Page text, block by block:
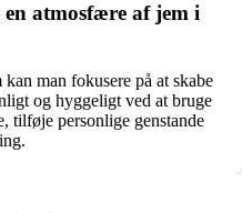
atmosfære af jem i
man fokusere på at skabe
og hyggeligt ved at bruge
tilføje personlige genstande